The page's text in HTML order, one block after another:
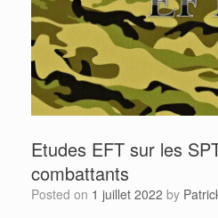
Etudes EFT sur les
combattants
Posted on 1 juillet 2022 by